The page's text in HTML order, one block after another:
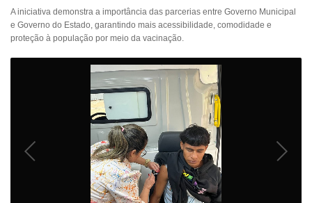
A iniciativa demonstra a importância das parcerias entre Governo Municipal
e Governo do Estado, garantindo mais acessibilidade, comodidade e
proteção à população por meio da vacinação.